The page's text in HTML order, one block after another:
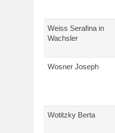
Weiss Serafina in
Wachsler
Wosner Joseph
Wotitzky Berta